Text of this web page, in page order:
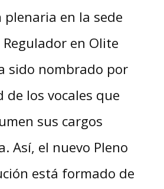
plenaria en la sede
en Olite
sido nombrado por
de los vocales que
sus cargos
Así, el nuevo Pleno
está formado de